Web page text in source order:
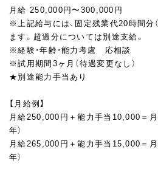
す。
ショコラやジェラートも扱っているた
パティスリー製造に加えて専門性の
＜ゆくゆくは…＞
意欲のある方には、新商品の開発にも
「美味しいイチゴを仕入れたから、これ
「近くにシャインマスカット農家さん
など、素材や発想を大切にした、型に
能。
あなたのアイディアから、新しい看板
月給 250,000円〜300,000円
※上記給与には、固定残業代20時間分
ます。超過分については別途支給。
※経験・年齢・能力考慮 応相談
※試用期間3ヶ月（待遇変更なし）
★別途能力手当あり
【月給例】
月給250,000円＋能力手当10,000＝月
年）
月給265,000円＋能力手当15,000＝月
年）